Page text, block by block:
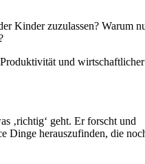
Kinder zuzulassen? Warum
und wirtschaftlicher
‚richtig‘ geht. Er forscht und
Dinge herauszufinden, die